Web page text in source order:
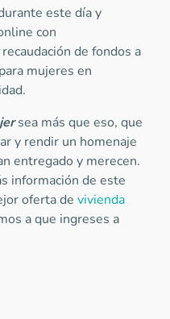
este día y
con
de fondos a
mujeres en
sea más que eso, que
y rendir un homenaje
entregado y merecen.
información de este
oferta de vivienda
a que ingreses a